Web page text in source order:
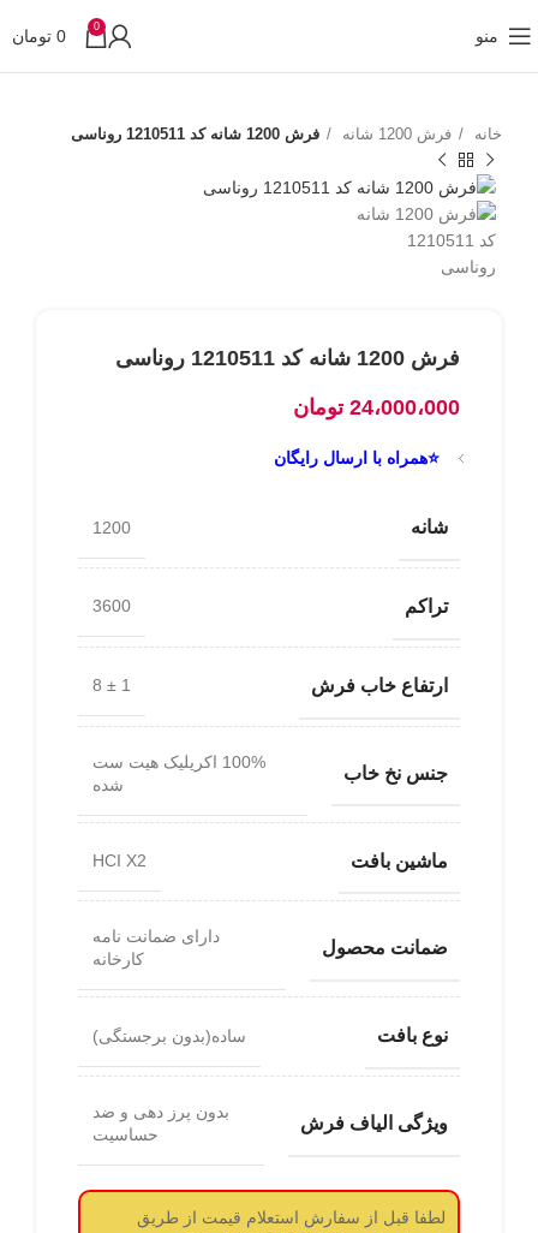
منو 0
0 تومان
خانه فرش 1200 شانه فرش 1200 شانه کد 1210511 روناسی
فرش 1200 شانه کد 1210511 روناسی
24،000،000 تومان
⭐همراه با ارسال رایگان
شانه 1200
تراکم 3600
ارتفاع خاب فرش 1 ± 8
جنس نخ خاب
100% اکریلیک هیت ست
شده
ماشین بافت HCI X2
ضمانت محصول
دارای ضمانت نامه
کارخانه
نوع بافت ساده(بدون برجستگی)
ویژگی الیاف فرش
بدون پرز دهی و ضد
حساسیت
لطفا قبل از سفارش استعلام قیمت از طریق